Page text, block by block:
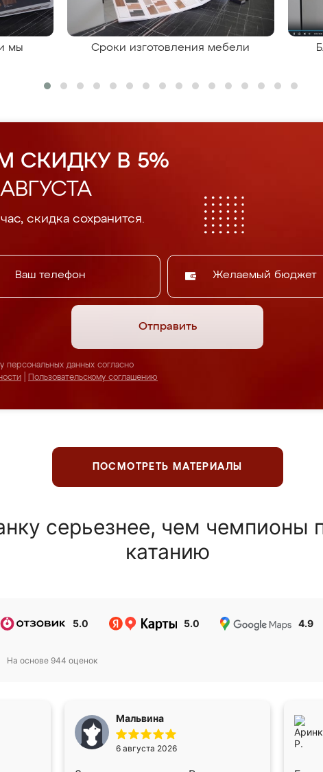
мы
Сроки изготовления мебели
СКИДКУ В 5%
скидка сохранится.
Желаемый бюджет
Отправить
персональных данных согласно
Пользовательскому соглашению
ПОСМОТРЕТЬ МАТЕРИАЛЫ
серьезнее, чем чемпионы
катанию
5.0 5.0 4.9
На основе 944 оценок
Мальвина
6 августа 2026